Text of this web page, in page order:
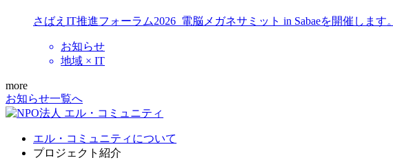
さばえIT推進フォーラム2026_電脳メガネサミット in Sabaeを開催します。
お知らせ
地域 × IT
more
お知らせ一覧へ
エル・コミュニティについて
プロジェクト紹介